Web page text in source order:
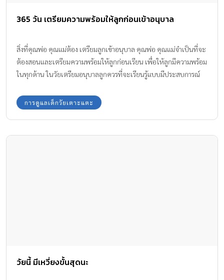
365 วัน เตรียมความพร้อมให้ลูกก่อนเข้าอนุบาล
สิ่งที่คุณพ่อ คุณแม่ต้อง เตรียมลูกเข้าอนุบาล คุณพ่อ คุณแม่จำเป็นที่จะ
ต้องสอนและเตรียมความพร้อมให้ลูกก่อนเรียน เพื่อให้ลูกมีความพร้อม
ในทุกด้าน ในวัยเตรียมอนุบาลลูกควรที่จะเรียนรู้แบบมีประสบการณ์
การดูแลเด็กวัยเตาะแตะ
วัยนี้ มีเหวี่ยงขั้นสุดนะ